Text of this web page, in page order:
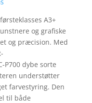
A3+
og grafiske
og præcision. Med
P700 dybe sorte
understøtter
farvestyring. Den
til både